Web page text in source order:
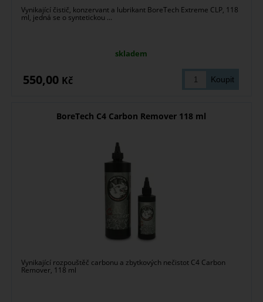
Vynikající čistič, konzervant a lubrikant BoreTech Extreme CLP, 118
ml, jedná se o syntetickou ...
skladem
550,00 Kč
BoreTech C4 Carbon Remover 118 ml
Vynikající rozpouštěč carbonu a zbytkových nečistot C4 Carbon
Remover, 118 ml